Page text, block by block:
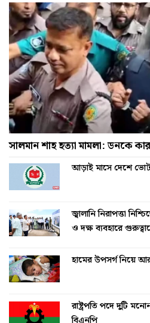
সালমান শাহ হত্যা মামলা: ডনকে
আড়াই মাসে দেশে
জ্বালানি নিরাপত্তা
ও দক্ষ ব্যবহারে
হামের উপসর্গ নিয়ে
রাষ্ট্রপতি পদে দুটি
বিএনপি